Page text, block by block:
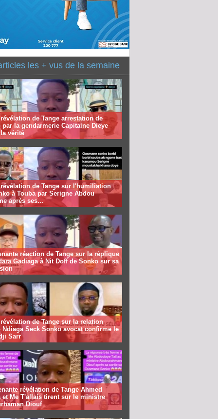
les + vus de la semaine
de Tange arrestation de
par la gendarmerie Capitaine Dieye
vérité
révélation de Tange sur l'humiliation
à Touba par Serigne Abdou
après ses...
réaction de Tange sur la réplique
Gadiaga à Nit Doff de Sonko sur sa
de Tange sur la relation
Ndiaga Seck Sonko avocat confirme le
Sarr
révélation de Tange Ahmed
et Me T'allais tirent sur le ministre
Diouf